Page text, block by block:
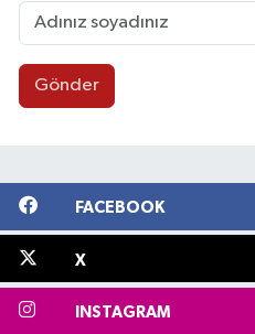
Gönder
FACEBOOK
X
INSTAGRAM